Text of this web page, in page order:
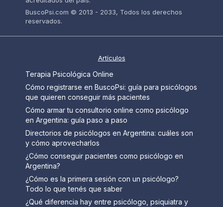
BuscoPsi.com © 2013 - 2033, Todos los derechos
reservados.
Artículos
Terapia Psicológica Online
Cómo registrarse en BuscoPsi: guía para psicólogos
que quieren conseguir más pacientes
Cómo armar tu consultorio online como psicólogo
en Argentina: guía paso a paso
Directorios de psicólogos en Argentina: cuáles son
y cómo aprovecharlos
¿Cómo conseguir pacientes como psicólogo en
Argentina?
¿Cómo es la primera sesión con un psicólogo?
Todo lo que tenés que saber
¿Qué diferencia hay entre psicólogo, psiquiatra y